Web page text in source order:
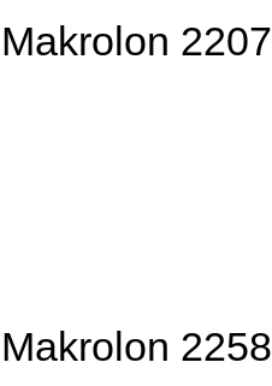
Makrolon 2207
Makrolon 2258